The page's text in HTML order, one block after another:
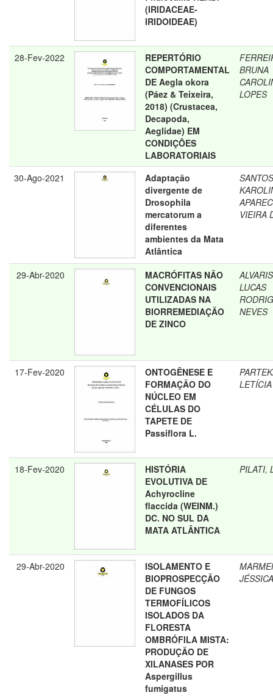
(IRIDACEAE-
IRIDOIDEAE)
28-Fev-2022
REPERTÓRIO
COMPORTAMENTAL
DE Aegla okora
(Páez & Teixeira,
2018) (Crustacea,
Decapoda,
Aeglidae) EM
CONDIÇÕES
LABORATORIAIS
BRUNA
LOPES
30-Ago-2021
Adaptação
divergente de
Drosophila
mercatorum a
diferentes
ambientes da Mata
Atlântica
VIEIRA
29-Abr-2020
MACRÓFITAS NÃO
CONVENCIONAIS
UTILIZADAS NA
BIORREMEDIAÇÃO
DE ZINCO
LUCAS
NEVES
17-Fev-2020
ONTOGÊNESE E
FORMAÇÃO DO
NÚCLEO EM
CÉLULAS DO
TAPETE DE
Passiflora L.
18-Fev-2020
HISTÓRIA
EVOLUTIVA DE
Achyrocline
flaccida (WEINM.)
DC. NO SUL DA
MATA ATLÂNTICA
PILATI,
29-Abr-2020
ISOLAMENTO E
BIOPROSPECÇÃO
DE FUNGOS
TERMOFÍLICOS
ISOLADOS DA
FLORESTA
OMBRÓFILA MISTA:
PRODUÇÃO DE
XILANASES POR
Aspergillus
fumigatus
JÉSSICA